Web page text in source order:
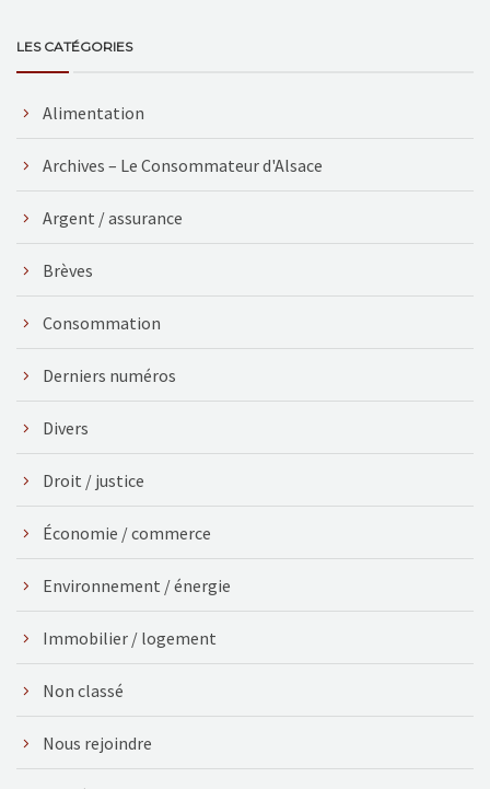
LES CATÉGORIES
Alimentation
Archives – Le Consommateur d'Alsace
Argent / assurance
Brèves
Consommation
Derniers numéros
Divers
Droit / justice
Économie / commerce
Environnement / énergie
Immobilier / logement
Non classé
Nous rejoindre